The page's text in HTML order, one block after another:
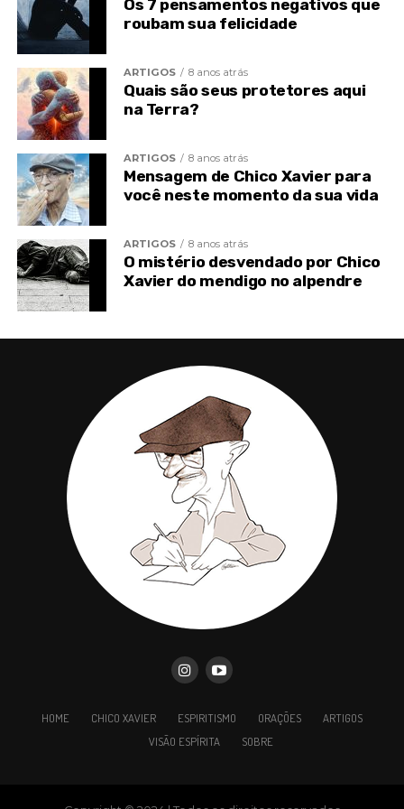
alma a paz de Cristo que ninguém destruirá’.
(André Luiz Chico Xavier)
Só depende da mudança de
suas atitudes
Se ainda não tem a consciência tranquila, faça uma
avaliação consigo mesma(o) ou com ajuda de um
profissional para encontrar o que pode ser
mudado para vivenciar essa leveza.
Pode parecer difícil, mas as respostas são mais
claras em nós do que possamos imaginar. Só que
negamos elas como verdadeiras em muitas
mudarmos.
Os 7 pensamentos negativos que
roubam sua felicidade
ARTIGOS 8 anos atrás
Quais são seus protetores aqui
na Terra?
ARTIGOS 8 anos atrás
Mensagem de Chico Xavier para
você neste momento da sua vida
ARTIGOS 8 anos atrás
O mistério desvendado por Chico
Xavier do mendigo no alpendre
HOME CHICO XAVIER ESPIRITISMO ORAÇÕES
ARTIGOS
VISÃO ESPÍRITA
SOBRE